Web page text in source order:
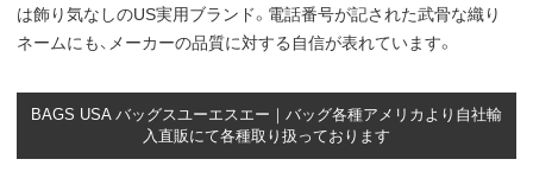
は飾り気なしのUS実用ブランド。電話番号が記された武骨な織り
ネームにも、メーカーの品質に対する自信が表れています。
BAGS USA バッグスユーエスエー｜バッグ各種アメリカより自社輸
入直販にて各種取り扱っております